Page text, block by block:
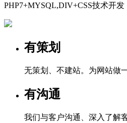
PHP7+MYSQL,DIV+CSS技术开发
有策划
无策划、不建站。为网站做
有沟通
我们与客户沟通、深入了解